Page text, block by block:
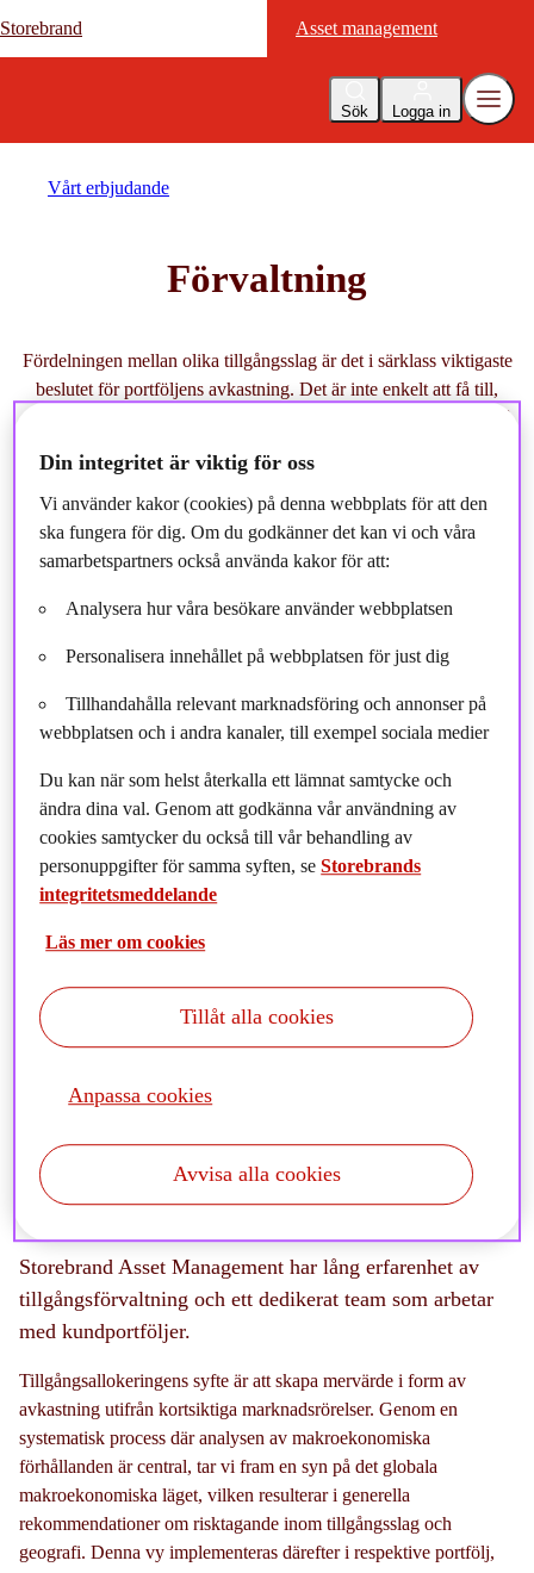
Storebrand Asset management
Sök Logga in
Storebrand Asset management
Vårt erbjudande
Förvaltning
Fördelningen mellan olika tillgångsslag är det i särklass viktigaste
beslutet för portföljens avkastning. Det är inte enkelt att få till,
särskilt inte i dagens marknad där en kommentar på twitter kan få
roll. Vi hjälper dig gärna.
Vad ingår i ett förvaltningsuppdrag?
Storebrand Asset Management har lång erfarenhet av
tillgångsförvaltning och ett dedikerat team som arbetar
med kundportföljer.
Tillgångsallokeringens syfte är att skapa mervärde i form av
avkastning utifrån kortsiktiga marknadsrörelser. Genom en
systematisk process där analysen av makroekonomiska
förhållanden är central, tar vi fram en syn på det globala
makroekonomiska läget, vilken resulterar i generella
rekommendationer om risktagande inom tillgångsslag och
geografi. Denna vy implementeras därefter i respektive portfölj,
Din integritet är viktig för oss
Vi använder kakor (cookies) på denna webbplats för att den
ska fungera för dig. Om du godkänner det kan vi och våra
samarbetspartners också använda kakor för att:
Analysera hur våra besökare använder webbplatsen
Personalisera innehållet på webbplatsen för just dig
Tillhandahålla relevant marknadsföring och annonser på
webbplatsen och i andra kanaler, till exempel sociala medier
Du kan när som helst återkalla ett lämnat samtycke och
ändra dina val. Genom att godkänna vår användning av
cookies samtycker du också till vår behandling av
personuppgifter för samma syften, seStorebrands
integritetsmeddelande
Läs mer om cookies
Anpassa cookies
Avvisa alla cookies
Tillåt alla cookies